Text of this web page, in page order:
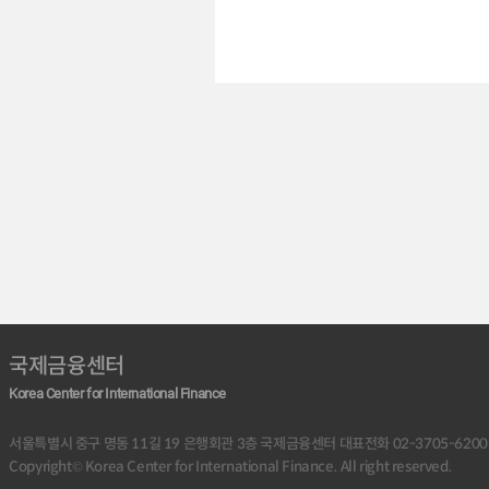
국제금융센터
Korea Center for International Finance
서울특별시 중구 명동 11길 19 은행회관 3층 국제금융센터 대표전화 02-3705-
Copyright© Korea Center for International Finance. All right reserved.